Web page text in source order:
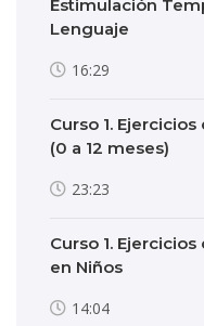
Estimulación
Lenguaje
16:29
Curso 1.
(0 a 12 meses)
23:23
Curso 1.
en Niños
14:04